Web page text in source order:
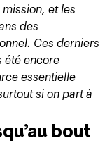
et les
des
Ces derniers
été encore
essentielle
si on part à
bout